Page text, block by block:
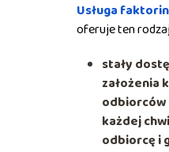
Usługa
oferuje ten
stały
założenia
odbiorców
każdej
odbiorcę i